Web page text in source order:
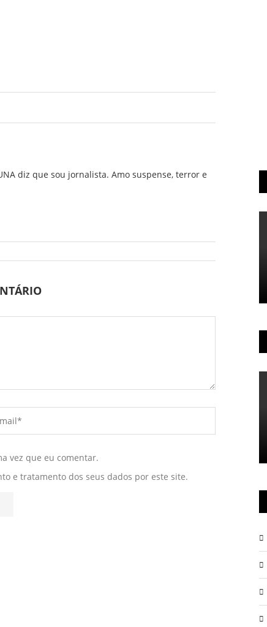
diz que sou jornalista. Amo suspense, terror e
vez que eu comentar.
e tratamento dos seus dados por este site.